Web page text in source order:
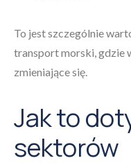
To jest szczególnie
transport morski, gdzie
zmieniające się.
Jak to
sektorów